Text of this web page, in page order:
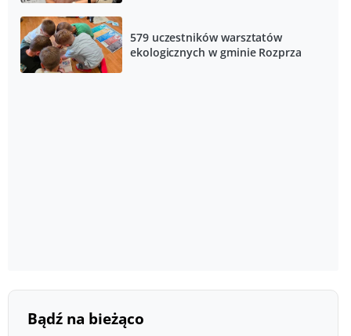
579 uczestników warsztatów
ekologicznych w gminie Rozprza
Bądź na bieżąco